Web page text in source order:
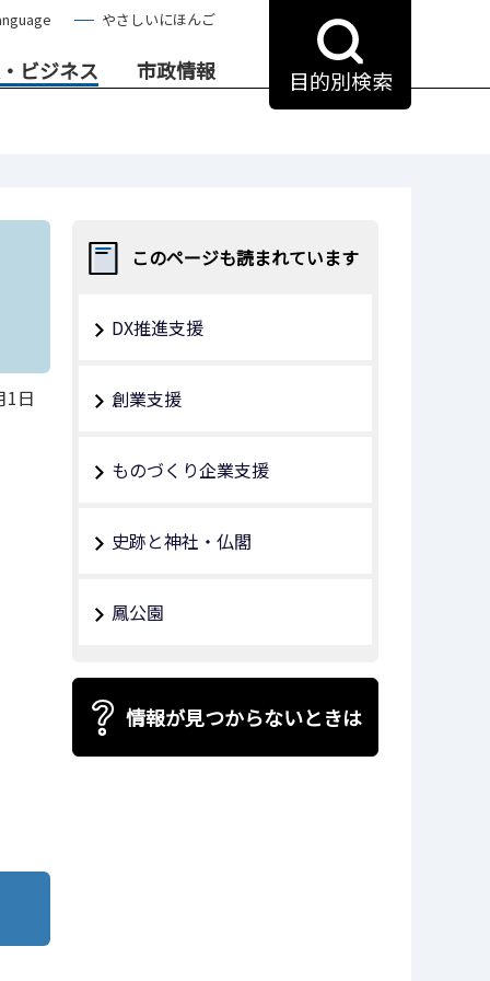
やさしいにほんご
ビジネス 市政情報 目的別検索
1日
このページも読まれています
DX推進支援
創業支援
ものづくり企業支援
史跡と神社・仏閣
鳳公園
情報が見つからないときは